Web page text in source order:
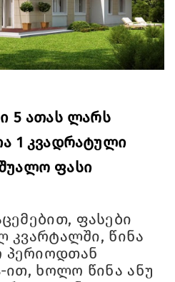
5 ათას ლარს
1 კვადრატული
ფასი
ფასები
კვარტალში, წინა
პერიოდთან
ით, ხოლო წინა ანუ